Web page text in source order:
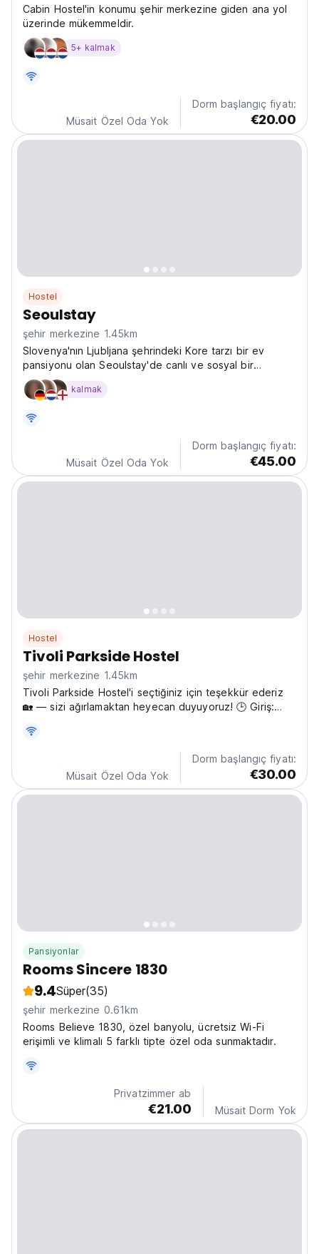
Cabin Hostel'in konumu şehir merkezine giden ana yol
üzerinde mükemmeldir.
5+ kalmak
Müsait Özel Oda Yok
Dorm başlangıç fiyatı:
€20.00
Hostel
Seoulstay
şehir merkezine 1.45km
Slovenya'nın Ljubljana şehrindeki Kore tarzı bir ev
pansiyonu olan Seoulstay'de canlı ve sosyal bir
konaklama deneyimi yaşayın. Ljubljana Kalesi gibi önemli
noktalara yakınlığıyla topluluk, eğlence ve günlük
kalmak
Müsait Özel Oda Yok
Dorm başlangıç fiyatı:
€45.00
Hostel
Tivoli Parkside Hostel
şehir merkezine 1.45km
Tivoli Parkside Hostel'i seçtiğiniz için teşekkür ederiz
🏡 — sizi ağırlamaktan heyecan duyuyoruz! 🕒 Giriş:
kabul ettiğimizi lütfen unutmayın — gecelik 3,50 €.
Resmi bir resepsiyonumuz yok, ancak geldiğinizde...
Müsait Özel Oda Yok
Dorm başlangıç fiyatı:
€30.00
Pansiyonlar
Rooms Sincere 1830
9.4Süper(35)
şehir merkezine 0.61km
Rooms Believe 1830, özel banyolu, ücretsiz Wi-Fi
erişimli ve klimalı 5 farklı tipte özel oda sunmaktadır.
Privatzimmer ab
€21.00 Müsait Dorm Yok